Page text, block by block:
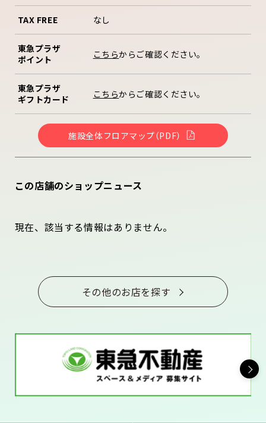
TAX FREE なし
東急プラザ
ポイント
こちらからご確認ください。
東急プラザ
ギフトカード
こちらからご確認ください。
施設全体フロアマップ（PDF）
この店舗のショップニュース
現在、該当する情報はありません。
その他のお店を探す